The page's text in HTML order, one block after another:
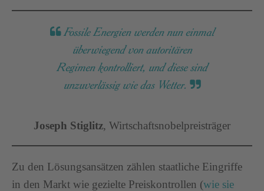
Fossile Energien werden nun einmal
überwiegend von autoritären
Regimen kontrolliert, und diese sind
unzuverlässig wie das Wetter.
Joseph Stiglitz, Wirtschaftsnobelpreisträger
Zu den Lösungsansätzen zählen staatliche Eingriffe
in den Markt wie gezielte Preiskontrollen (wie sie